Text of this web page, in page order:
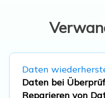
Daten
Daten bei
Reparieren von